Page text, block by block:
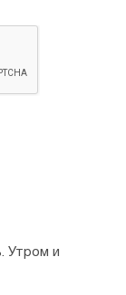
Утром и